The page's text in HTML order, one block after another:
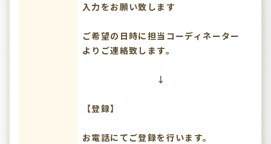
入力をお願い致します
ご希望の日時に担当コーディネーター
よりご連絡致します。
↓
【登録】
お電話にてご登録を行います。